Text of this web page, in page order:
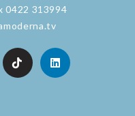
0422 313994